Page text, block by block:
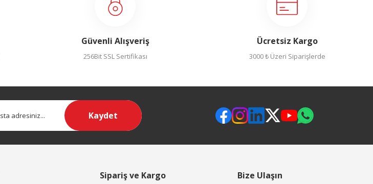
Güvenli Alışveriş
256Bit SSL Sertifikası
Ücretsiz Kargo
3000 ₺ Üzeri Siparişlerde
Kaydet
Sipariş ve Kargo Bize Ulaşın